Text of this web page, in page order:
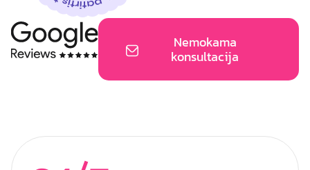
Nemokama
konsultacija